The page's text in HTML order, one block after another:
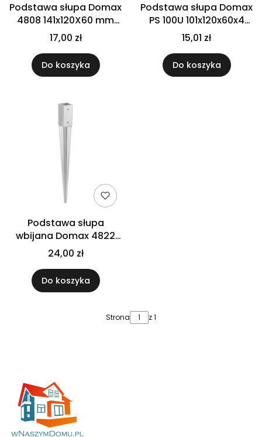
Podstawa słupa Domax
4808 141x120X60 mm
PS140U
17,00 zł
Do koszyka
Podstawa słupa Domax
PS 100U 101x120x60x4
mm 4805
15,01 zł
Do koszyka
Podstawa słupa
wbijana Domax 4822
91x91x750 mm PSG90
24,00 zł
Do koszyka
Strona z 1